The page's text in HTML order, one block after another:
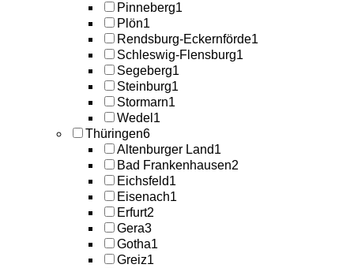
Pinneberg1
Plön1
Rendsburg-Eckernförde1
Schleswig-Flensburg1
Segeberg1
Steinburg1
Stormarn1
Wedel 1
Thüringen6
Altenburger Land1
Bad Frankenhausen2
Eichsfeld1
Eisenach1
Erfurt2
Gera3
Gotha1
Greiz1